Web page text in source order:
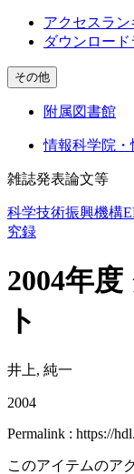
アクセスラン
ダウンロー
その他
附属図書館
情報科学院
雑誌発表論文等
科学技術振興機構
究録
2004年
ト
井上, 純一
2004
Permalink : https://
このアイテムのア